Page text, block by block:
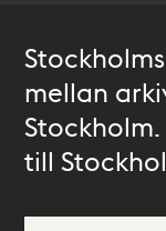
mellan
till